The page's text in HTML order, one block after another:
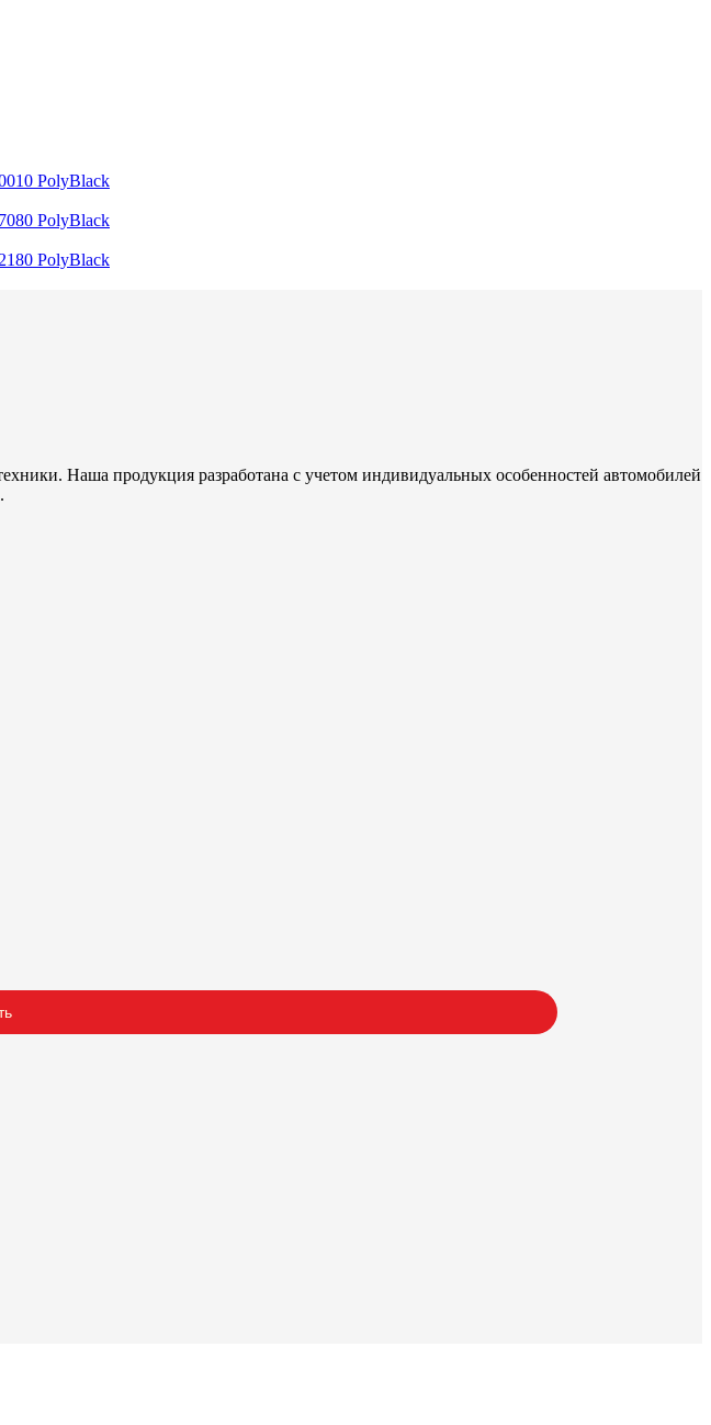
Наша продукция разработана с учетом индивидуальных особенностей автомобилей